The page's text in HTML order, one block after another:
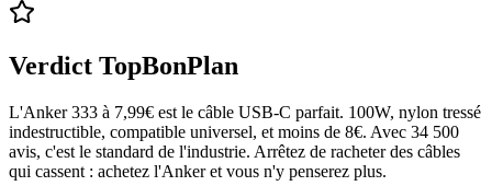
Verdict TopBonPlan
L'Anker 333 à 7,99€ est le câble USB-C parfait. 100W, nylon tressé
indestructible, compatible universel, et moins de 8€. Avec 34 500
avis, c'est le standard de l'industrie. Arrêtez de racheter des câbles
qui cassent : achetez l'Anker et vous n'y penserez plus.